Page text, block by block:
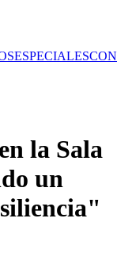
ESPECIALES
la Sala
un